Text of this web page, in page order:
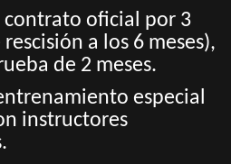
contrato oficial por 3
a los 6 meses),
de 2 meses.
especial
instructores